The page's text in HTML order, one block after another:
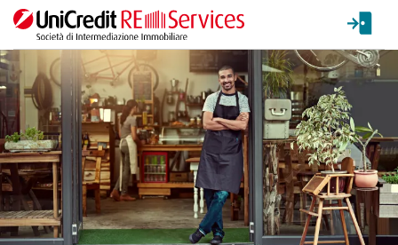
La ricerca verrà inviata automaticamente alla selezione delle